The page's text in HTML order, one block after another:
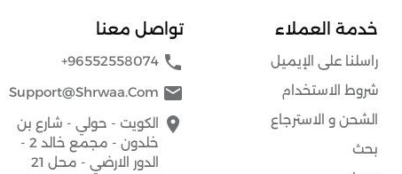
خدمة العملاء
راسلنا على الإيميل
شروط الاستخدام
الشحن و الاسترجاع
بحث
تواصل معنا
phone
+96552558074
mail
Support@shrwaa.com
place الكويت - حولي - شارع بن
خلدون - مجمع خالد 2 -
الدور الارضي - محل 21